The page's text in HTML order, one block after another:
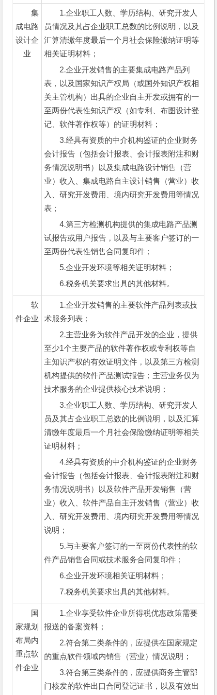
集
成电路
设计企
业
1.企业职工人数、学历结构、研究开发人
员情况及其占企业职工总数的比例说明，以及
汇算清缴年度最后一个月社会保险缴纳证明等
相关证明材料；
2.企业开发销售的主要集成电路产品列
表，以及国家知识产权局（或国外知识产权相
关主管机构）出具的企业自主开发或拥有的一
至两份代表性知识产权（如专利、布图设计登
记、软件著作权等）的证明材料；
3.经具有资质的中介机构鉴证的企业财务
会计报告（包括会计报表、会计报表附注和财
务情况说明书）以及集成电路设计销售（营
业）收入、集成电路自主设计销售（营业）收
入、研究开发费用、境内研究开发费用等情况
表；
4.第三方检测机构提供的集成电路产品测
试报告或用户报告，以及与主要客户签订的一
至两份代表性销售合同复印件；
5.企业开发环境等相关证明材料；
6.税务机关要求出具的其他材料。
软
件企业
1.企业开发销售的主要软件产品列表或技
术服务列表；
2.主营业务为软件产品开发的企业，提供
至少1个主要产品的软件著作权或专利权等自
主知识产权的有效证明文件，以及第三方检测
机构提供的软件产品测试报告；主营业务仅为
技术服务的企业提供核心技术说明；
3.企业职工人数、学历结构、研究开发人
员及其占企业职工总数的比例说明，以及汇算
清缴年度最后一个月社会保险缴纳证明等相关
证明材料；
4.经具有资质的中介机构鉴证的企业财务
会计报告（包括会计报表、会计报表附注和财
务情况说明书）以及软件产品开发销售（营
业）收入、软件产品自主开发销售（营业）收
入、研究开发费用、境内研究开发费用等情况
说明；
5.与主要客户签订的一至两份代表性的软
件产品销售合同或技术服务合同复印件；
6.企业开发环境相关证明材料；
7.税务机关要求出具的其他材料。
国
家规划
布局内
重点软
件企业
1.企业享受软件企业所得税优惠政策需要
报送的备案资料；
2.符合第二类条件的，应提供在国家规定
的重点软件领域内销售（营业）情况说明；
3.符合第三类条件的，应提供商务主管部
门核发的软件出口合同登记证书，以及有效出